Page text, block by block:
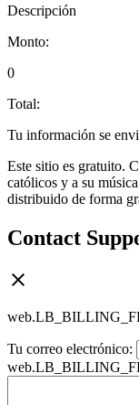
Descripción
Monto:
0
Total:
Tu información se
Este sitio es gratuito.
católicos y a su
distribuido de forma
Contact
Tu correo electrónico: